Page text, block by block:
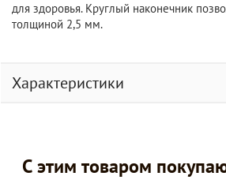
для здоровья. Круглый наконечник
толщиной 2,5 мм.
Характеристики
С этим товаром